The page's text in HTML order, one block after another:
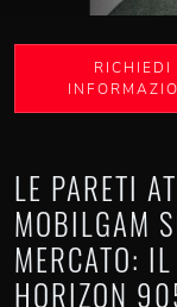
RICHIEDI
LE PARETI
MOBILGAM
MERCATO:
HORIZON